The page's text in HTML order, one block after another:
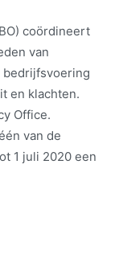
coördineert
van
bedrijfsvoering
en klachten.
Office.
van de
1 juli 2020 een